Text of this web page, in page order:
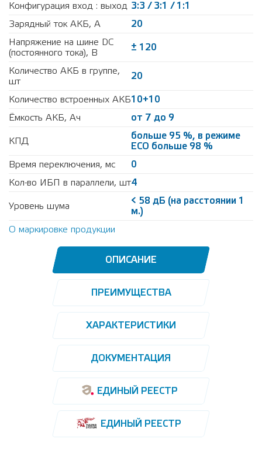
Конфигурация вход : выход 3:3 / 3:1 / 1:1
Зарядный ток АКБ, А
20
Напряжение на шине DC
(постоянного тока), В
± 120
Количество АКБ в группе,
шт
20
Количество встроенных АКБ10+10
Ёмкость АКБ, Ач
от 7 до 9
КПД
больше 95 %, в режиме
ECO больше 98 %
Время переключения, мс
0
Кол-во ИБП в параллели, шт4
Уровень шума
< 58 дБ (на расстоянии 1
м.)
О маркировке продукции
ОПИСАНИЕ
ПРЕИМУЩЕСТВА
ХАРАКТЕРИСТИКИ
ДОКУМЕНТАЦИЯ
ЕДИНЫЙ РЕЕСТР
ЕДИНЫЙ РЕЕСТР